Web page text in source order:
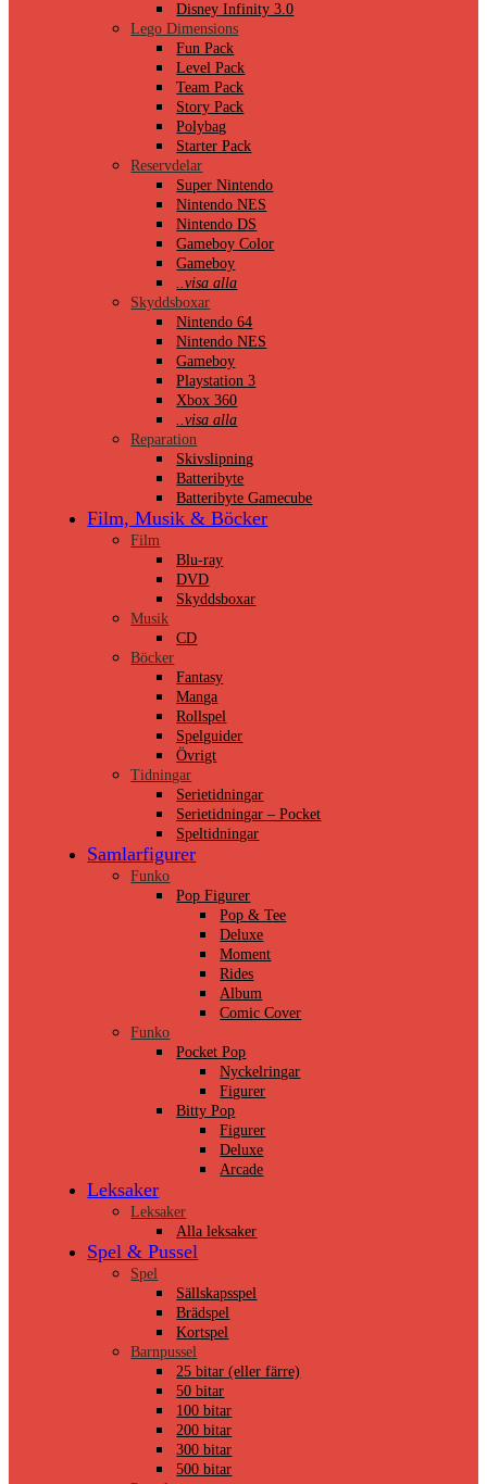
Disney Infinity 3.0
Lego Dimensions
Fun Pack
Level Pack
Team Pack
Story Pack
Polybag
Starter Pack
Reservdelar
Super Nintendo
Nintendo NES
Nintendo DS
Gameboy Color
Gameboy
..visa alla
Skyddsboxar
Nintendo 64
Nintendo NES
Gameboy
Playstation 3
Xbox 360
..visa alla
Reparation
Skivslipning
Batteribyte
Batteribyte Gamecube
Film, Musik & Böcker
Film
Blu-ray
DVD
Skyddsboxar
Musik
CD
Böcker
Fantasy
Manga
Rollspel
Spelguider
Övrigt
Tidningar
Serietidningar
Serietidningar – Pocket
Speltidningar
Samlarfigurer
Funko
Pop Figurer
Pop & Tee
Deluxe
Moment
Rides
Album
Comic Cover
Funko
Pocket Pop
Nyckelringar
Figurer
Bitty Pop
Figurer
Deluxe
Arcade
Leksaker
Leksaker
Alla leksaker
Spel & Pussel
Spel
Sällskapsspel
Brädspel
Kortspel
Barnpussel
25 bitar (eller färre)
50 bitar
100 bitar
200 bitar
300 bitar
500 bitar